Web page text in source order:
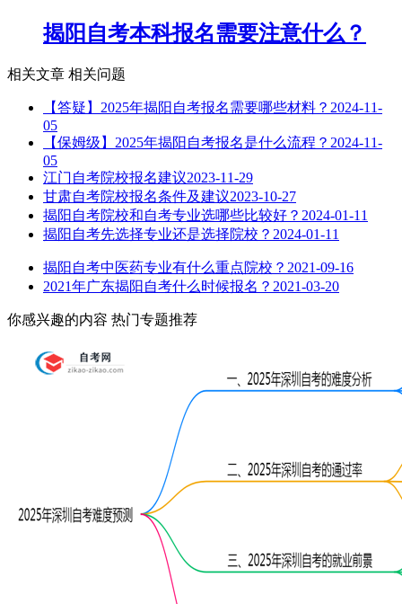
揭阳自考本科报名需要注意什么？
相关文章 相关问题
【答疑】2025年揭阳自考报名需要哪些材料？ 2024-11-
05
【保姆级】2025年揭阳自考报名是什么流程？ 2024-11-
05
江门自考院校报名建议2023-11-29
甘肃自考院校报名条件及建议2023-10-27
揭阳自考院校和自考专业选哪些比较好？ 2024-01-11
揭阳自考先选择专业还是选择院校？ 2024-01-11
揭阳自考中医药专业有什么重点院校？ 2021-09-16
2021年广东揭阳自考什么时候报名？ 2021-03-20
你感兴趣的内容 热门专题推荐